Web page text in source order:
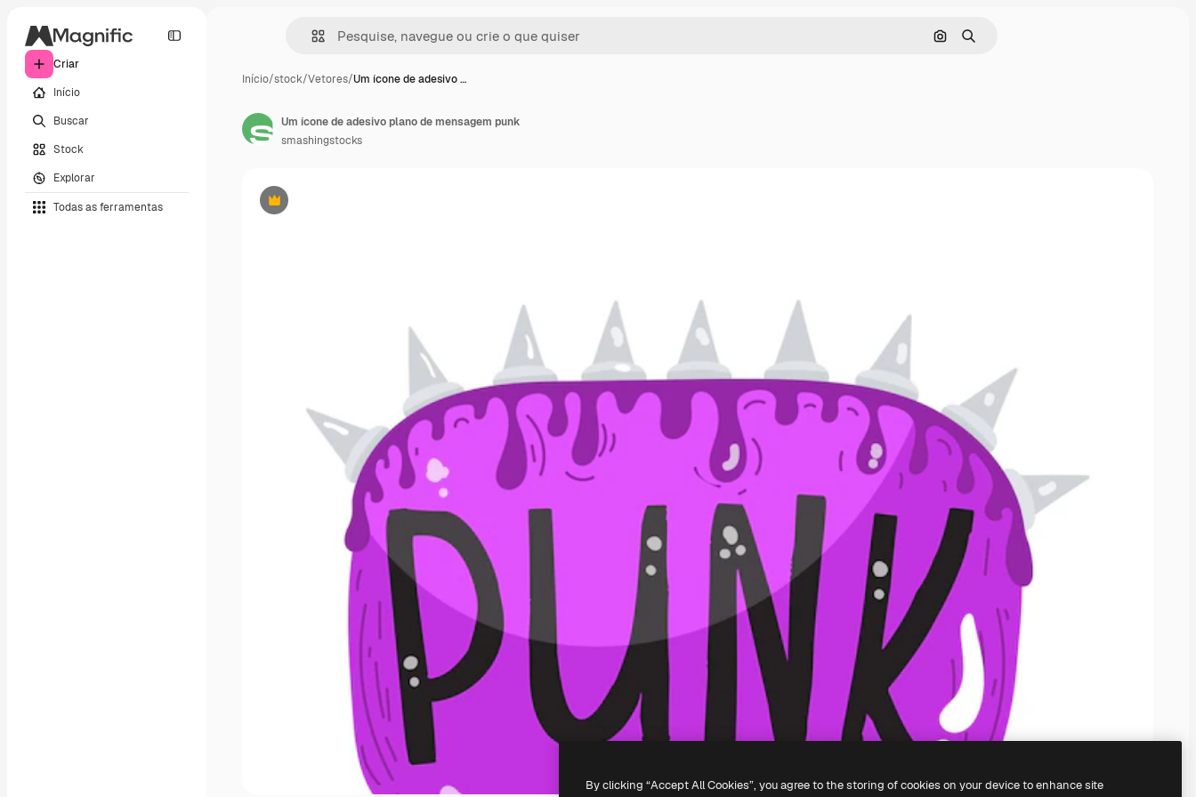
Criar
Início
Buscar
Stock
Explorar
Todas as ferramentas
Pesquisar por imagem
Buscar
Início/stock/Vetores/Um ícone de adesivo …
Premium
Um ícone de adesivo plano de mensagem punk
smashingstocks
By clicking “Accept All Cookies”, you agree to the storing of cookies on your device to enhance site